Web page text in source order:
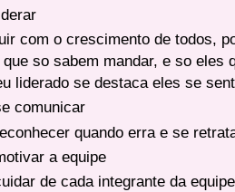
com o crescimento de todos,
so sabem mandar, e so eles
liderado se destaca eles se
comunicar
quando erra e se
a equipe
de cada integrante da